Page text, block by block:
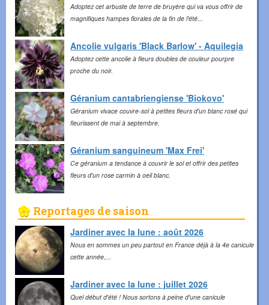
Adoptez cet arbuste de terre de bruyère qui va vous offrir de
magnifiques hampes florales de la fin de l'été...
Ancolie vulgaris 'Black Barlow' - Aquilegia
Adoptez cette ancolie à fleurs doubles de couleur pourpre
proche du noir.
Géranium cantabriengiense 'Biokovo'
Géranium vivace couvre-sol à petites fleurs d'un blanc rosé qui
fleurissent de mai à septembre.
Géranium sanguineum 'Max Frei'
Ce géranium a tendance à couvrir le sol et offrir des petites
fleurs d'un rose carmin à oeil blanc.
Reportages de saison
Jardiner avec la lune : août 2026
Nous en sommes un peu partout en France déjà à la 4e canicule
cette année,...
Jardiner avec la lune : juillet 2026
Quel début d'été ! Nous sortons à peine d'une canicule